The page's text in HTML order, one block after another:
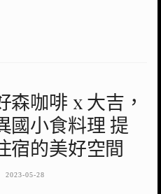
森咖啡 x 大吉，
國小食料理 提
宿的美好空間
2023-05-28